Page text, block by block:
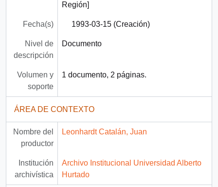
Región]
Fecha(s) 1993-03-15 (Creación)
Nivel de
descripción
Documento
Volumen y
soporte
1 documento, 2 páginas.
ÁREA DE CONTEXTO
Nombre del
productor
Leonhardt Catalán, Juan
Institución
archivística
Archivo Institucional Universidad Alberto
Hurtado